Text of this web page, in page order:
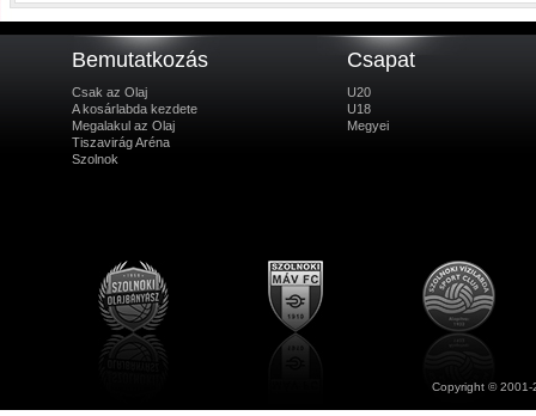
Bemutatkozás
Csak az Olaj
A kosárlabda kezdete
Megalakul az Olaj
Tiszavirág Aréna
Szolnok
Csapat
U20
U18
Megyei
Copyright ©